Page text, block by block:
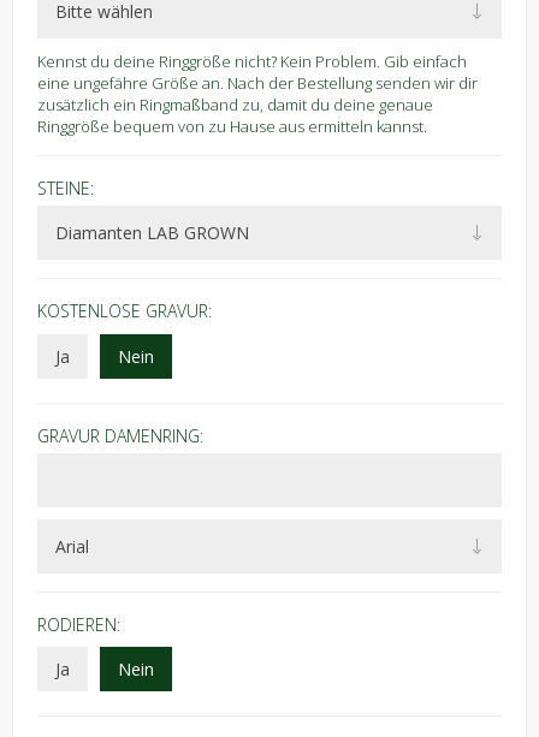
Kennst du deine Ringgröße nicht? Kein Problem. Gib einfach
eine ungefähre Größe an. Nach der Bestellung senden wir dir
zusätzlich ein Ringmaßband zu, damit du deine genaue
Ringgröße bequem von zu Hause aus ermitteln kannst.
STEINE:
KOSTENLOSE GRAVUR:
Ja
Nein
GRAVUR DAMENRING:
RODIEREN:
Ja
Nein